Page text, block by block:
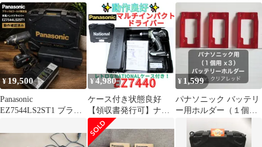
とめ売り
オン電池パック (Li-ion)
14.4V 2.0Ah 薄型軽量
LFタイプ EZ9L47
¥19,500
Panasonic
EZ7544LS2ST1 ブラッ
¥4,980
ケース付き状態良好
【領収書発行可】ナシ
ョナル Panasonic(パナ
ソニック) 14.4v充電ド
リルドライバ EZ7440
¥ 1,599
パナソニック バッテリ
ー用ホルダー（１個用